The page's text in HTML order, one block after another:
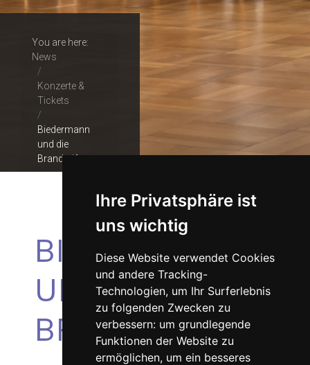
Ihre Privatsphäre ist
uns wichtig
Diese Website verwendet Cookies
und andere Tracking-
Technologien, um Ihr Surferlebnis
zu folgenden Zwecken zu
verbessern: um grundlegende
Funktionen der Website zu
ermöglichen, um ein besseres
You are here:
News
Konzerte &
Tickets
Biedermann
und die
Brandstifter
BIEDERMANN
UND DIE
BRANDSTIFTER